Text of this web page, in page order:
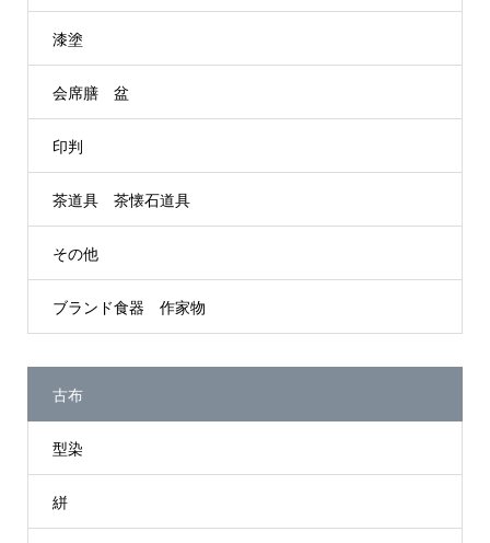
漆塗
会席膳 盆
印判
茶道具 茶懐石道具
その他
ブランド食器 作家物
古布
型染
絣